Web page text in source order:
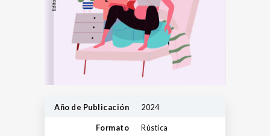
Año de Publicación 2024
Formato Rústica